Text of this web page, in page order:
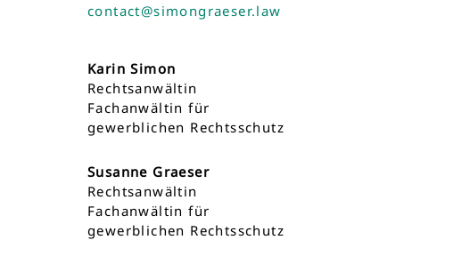
contact@simongraeser.law
Karin Simon
Rechtsanwältin
Fachanwältin für
gewerblichen Rechtsschutz
Susanne Graeser
Rechtsanwältin
Fachanwältin für
gewerblichen Rechtsschutz